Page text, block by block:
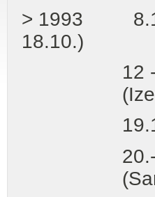
> 1993 8.10.
18.10.)
12 -
(Izevskin
19.10.
20.-